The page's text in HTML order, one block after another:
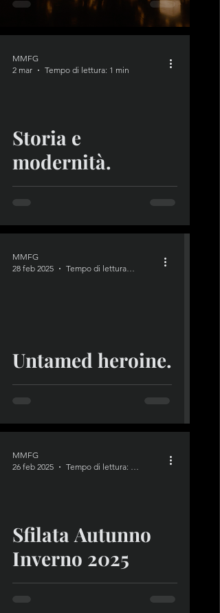
Storia e
modernità.
MMFG
2 mar
Tempo di lettura: 1 min
Untamed heroine.
MMFG
28 feb 2025
Tempo di lettura: 1 min
Sfilata Autunno
Inverno 2025
MMFG
26 feb 2025
Tempo di lettura: 1 min